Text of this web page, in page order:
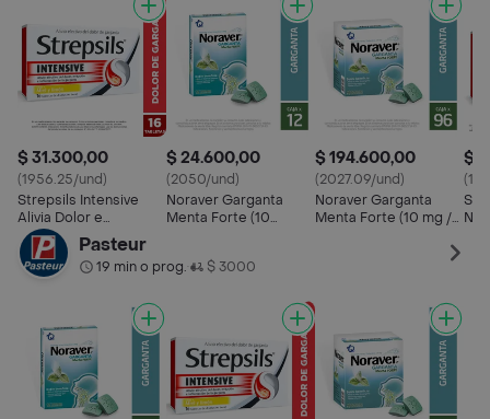
$ 31.300,00
(1956.25/und)
Strepsils Intensive
Alivia Dolor e
Inflamación de
Garganta sabor Miel y
Limón
$ 24.600,00
(2050/und)
Noraver Garganta
Menta Forte (10
$ 194.600,00
(2027.09/und)
Noraver Garganta
Menta Forte (10 mg /
$
Pasteur
19 min o prog.• $ 3000